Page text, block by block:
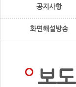
공지사항
화면해설방송
보